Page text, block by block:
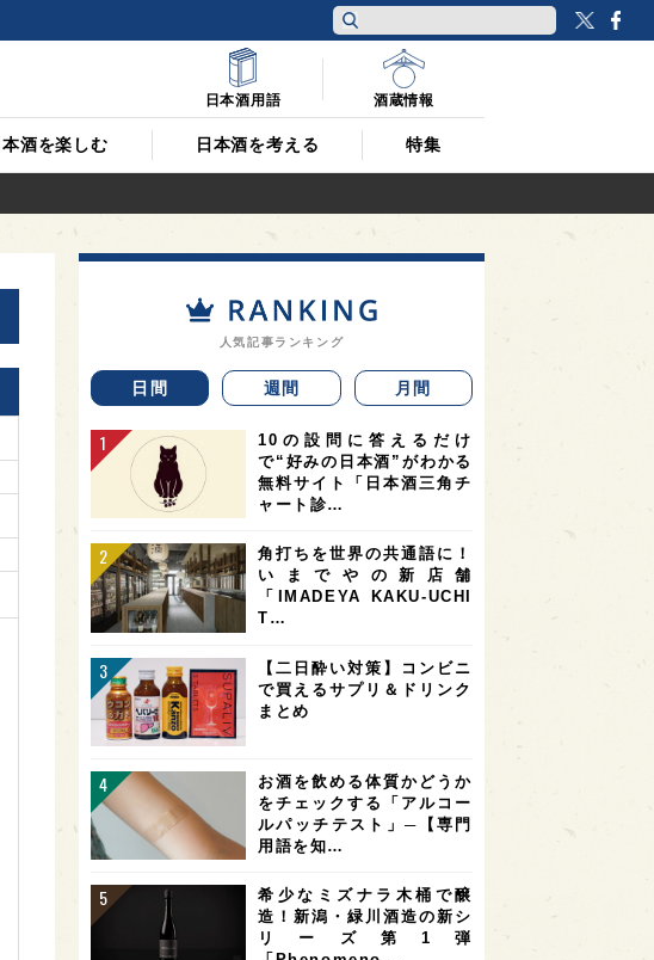
本酒を楽しむ 日本酒を考える 特集
日本酒用語 酒蔵情報
人気記事ランキング
日間 週間 月間
10の設問に答えるだけ
で“好みの日本酒”がわかる
無料サイト「日本酒三角チ
ャート診…
角打ちを世界の共通語に！
いまでやの新店舗
「IMADEYA KAKU-UCHI
T…
【二日酔い対策】コンビニ
で買えるサプリ＆ドリンク
まとめ
お酒を飲める体質かどうか
をチェックする「アルコー
ルパッチテスト」─【専門
用語を知…
希少なミズナラ木桶で醸
造！新潟・緑川酒造の新シ
リーズ第1弾